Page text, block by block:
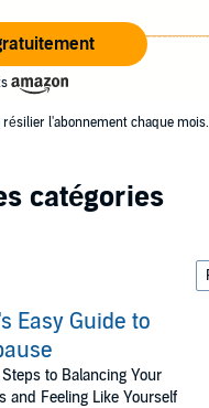
l'abonnement chaque mois.
catégories
Easy Guide to
to Balancing Your
and Feeling Like Yourself